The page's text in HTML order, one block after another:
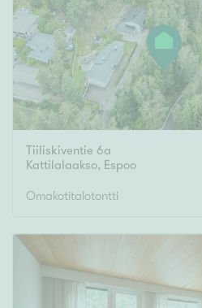
Tiiliskiventie 6a
Kattilalaakso, Espoo
Omakotitalotontti